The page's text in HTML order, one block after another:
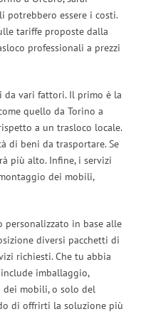
potrebbero essere i costi.
tariffe proposte dalla
professionali a prezzi
da vari fattori. Il primo è la
quello da Torino a
a un trasloco locale.
di beni da trasportare. Se
più alto. Infine, i servizi
dei mobili,
personalizzato in base alle
diversi pacchetti di
richiesti. Che tu abbia
imballaggio,
mobili, o solo del
di offrirti la soluzione più